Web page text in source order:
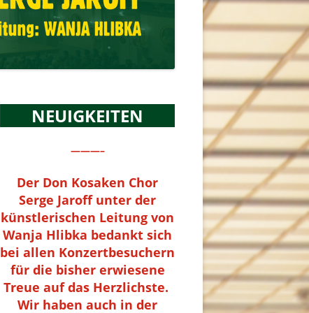
NEUIGKEITEN
———–
Der Don Kosaken Chor
Serge Jaroff unter der
künstlerischen Leitung von
Wanja Hlibka bedankt sich
bei allen Konzertbesuchern
für die bisher erwiesene
Treue auf das Herzlichste.
Wir haben auch in der